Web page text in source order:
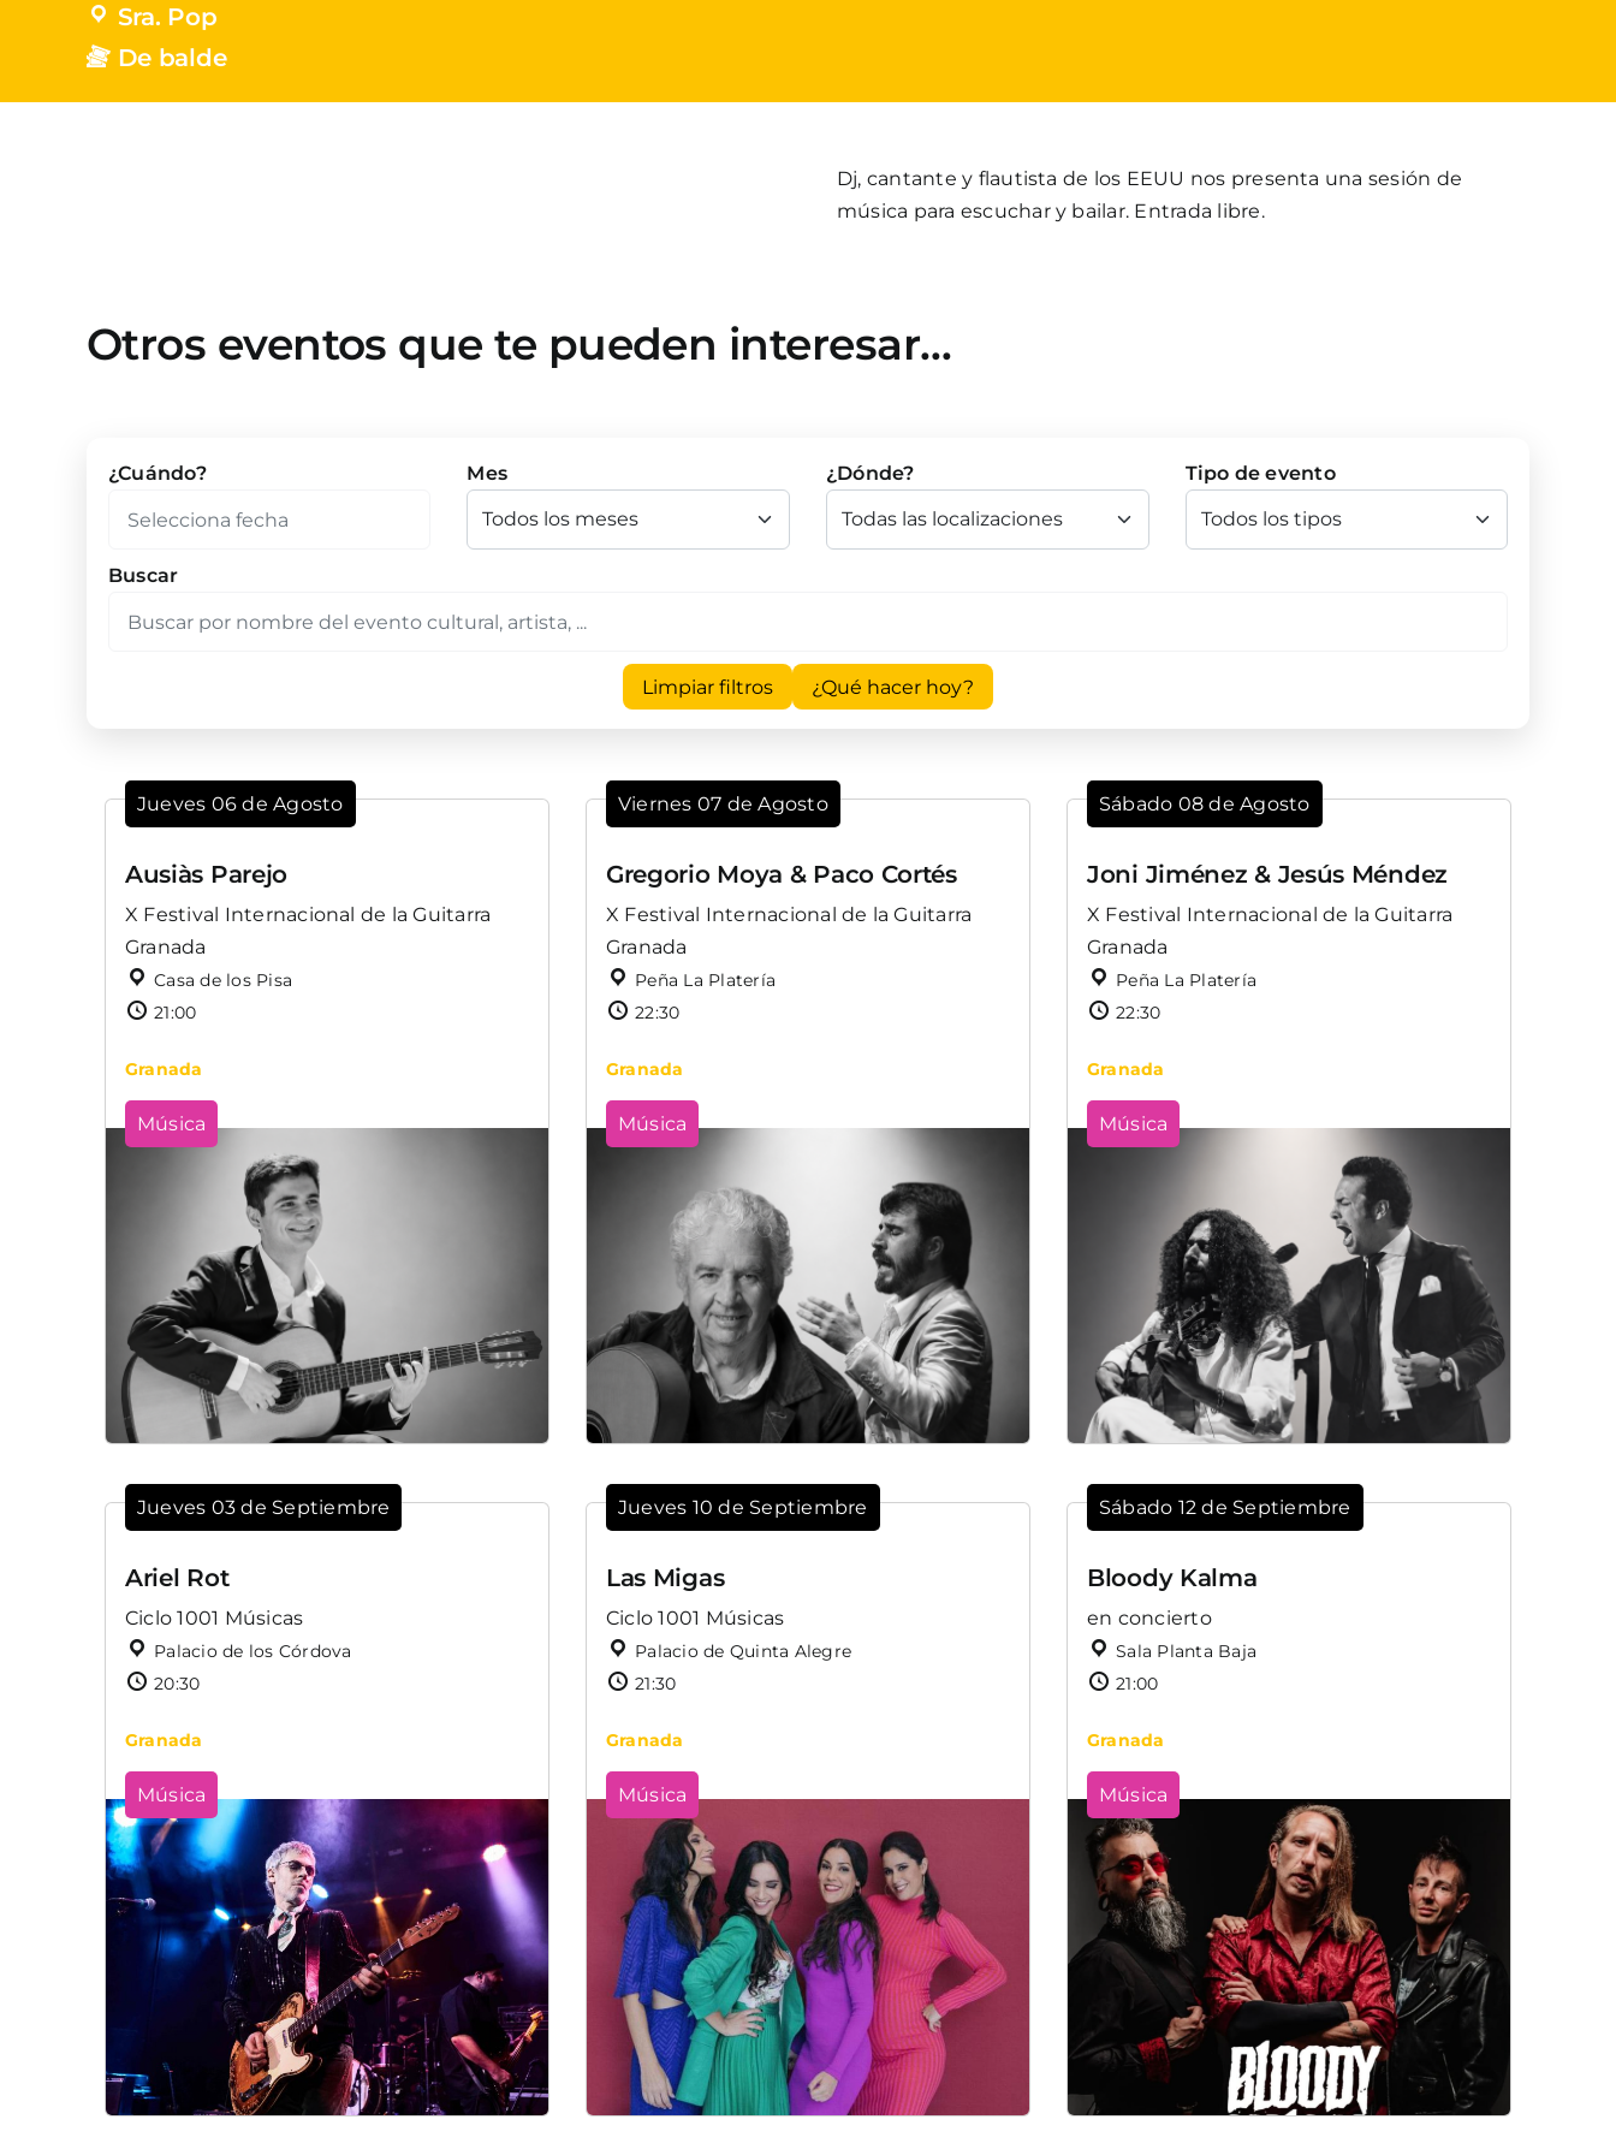
Sra. Pop
De balde
Dj, cantante y flautista de los EEUU nos presenta una sesión de
música para escuchar y bailar. Entrada libre.
Otros eventos que te pueden interesar…
¿Cuándo? Mes ¿Dónde? Tipo de evento
Buscar
Limpiar filtros ¿Qué hacer hoy?
Jueves 06 de Agosto
Ausiàs Parejo
X Festival Internacional de la Guitarra
Granada
Casa de los Pisa
21:00
Granada
Música
Viernes 07 de Agosto
Gregorio Moya & Paco Cortés
X Festival Internacional de la Guitarra
Granada
Peña La Platería
22:30
Granada
Música
Sábado 08 de Agosto
Joni Jiménez & Jesús Méndez
X Festival Internacional de la Guitarra
Granada
Peña La Platería
22:30
Granada
Música
Jueves 03 de Septiembre
Ariel Rot
Ciclo 1001 Músicas
Palacio de los Córdova
20:30
Granada
Música
Jueves 10 de Septiembre
Las Migas
Ciclo 1001 Músicas
Palacio de Quinta Alegre
21:30
Granada
Música
Sábado 12 de Septiembre
Bloody Kalma
en concierto
Sala Planta Baja
21:00
Granada
Música